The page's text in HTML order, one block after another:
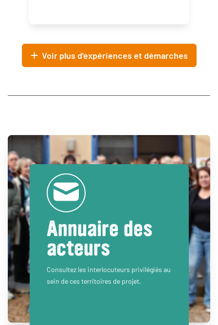
Voir plus d'expériences et démarches
Annuaire des
acteurs
Consultez les interlocuteurs privilégiés au
sein de ces territoires de projet.